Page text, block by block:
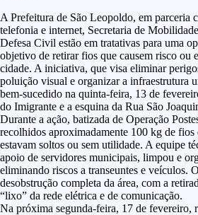
A Prefeitura de São Leopoldo, em parceria
telefonia e internet, Secretaria de
Defesa Civil estão em tratativas para uma
objetivo de retirar fios que causem risco ou
cidade. A iniciativa, que visa eliminar
poluição visual e organizar a infraestrutura
bem-sucedido na quinta-feira, 13 de
do Imigrante e a esquina da Rua São
Durante a ação, batizada de Operação
recolhidos aproximadamente 100 kg de fios
estavam soltos ou sem utilidade. A equipe
apoio de servidores municipais, limpou e
eliminando riscos a transeuntes e veículos.
desobstrução completa da área, com a
“lixo” da rede elétrica e de comunicação.
Na próxima segunda-feira, 17 de fevereiro,